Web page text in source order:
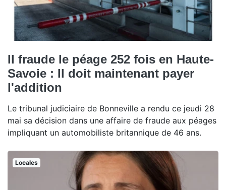
Il fraude le péage 252 fois en Haute-
Savoie : Il doit maintenant payer
l'addition
Le tribunal judiciaire de Bonneville a rendu ce jeudi 28
mai sa décision dans une affaire de fraude aux péages
impliquant un automobiliste britannique de 46 ans.
Locales